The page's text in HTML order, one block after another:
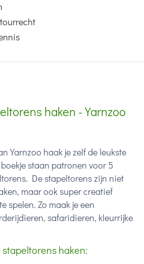
haken - Yarnzoo
Yarnzoo haak je zelf de leukste
staan patronen voor 5
De stapeltorens zijn niet
maar ook super creatief
spelen. Zo maak je een
safaridieren, kleurrijke
haken: